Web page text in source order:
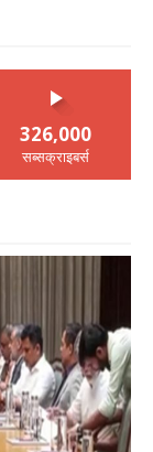
326,000
सब्सक्राइबर्स